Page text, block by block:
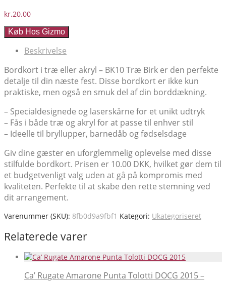
kr.20.00
Køb Hos Gizmo
Beskrivelse
Bordkort i træ eller akryl – BK10 Træ Birk er den perfekte
detalje til din næste fest. Disse bordkort er ikke kun
praktiske, men også en smuk del af din borddækning.
– Specialdesignede og laserskårne for et unikt udtryk
– Fås i både træ og akryl for at passe til enhver stil
– Ideelle til bryllupper, barnedåb og fødselsdage
Giv dine gæster en uforglemmelig oplevelse med disse
stilfulde bordkort. Prisen er 10.00 DKK, hvilket gør dem til
et budgetvenligt valg uden at gå på kompromis med
kvaliteten. Perfekte til at skabe den rette stemning ved
dit arrangement.
Varenummer (SKU): 8fb0d9a9fbf1 Kategori: Ukategoriseret
Relaterede varer
Ca’ Rugate Amarone Punta Tolotti DOCG 2015 –